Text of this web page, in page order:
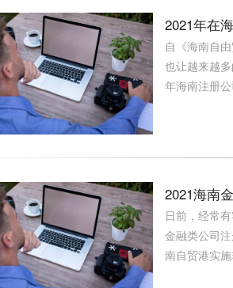
2021年在
自《海南自
也让越来越
年海南注册
2021海南
日前，经常
金融类公司
南自贸港实